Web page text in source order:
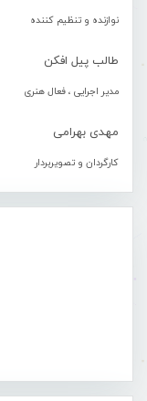
نوازنده و تنظیم کننده
طالب پیل افکن
مدیر اجرایی ، فعال هنری
مهدی بهرامی
کارگردان و تصویربردار